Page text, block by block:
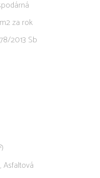
za rok
2013 Sb
Asfaltová